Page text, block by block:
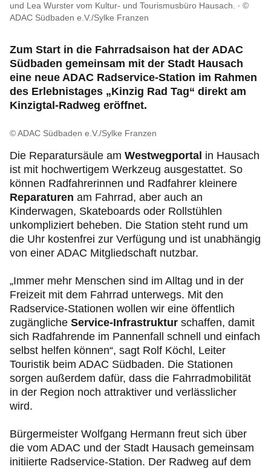
Verkehr, Technik und Umwelt
und Lea Wurster vom Kultur- und Tourismusbüro Hausach.
©
ADAC Südbaden e.V./Sylke Franzen
Zum Start in die Fahrradsaison hat der ADAC
Südbaden gemeinsam mit der Stadt Hausach
eine neue ADAC Radservice-Station im Rahmen
des Erlebnistages „Kinzig Rad Tag“ direkt am
Kinzigtal-Radweg eröffnet.
© ADAC Südbaden e.V./Sylke Franzen
Die Reparatursäule am Westwegportal in Hausach
ist mit hochwertigem Werkzeug ausgestattet. So
können Radfahrerinnen und Radfahrer kleinere
Reparaturen am Fahrrad, aber auch an
Kinderwagen, Skateboards oder Rollstühlen
unkompliziert beheben. Die Station steht rund um
die Uhr kostenfrei zur Verfügung und ist unabhängig
von einer ADAC Mitgliedschaft nutzbar.
„Immer mehr Menschen sind im Alltag und in der
Freizeit mit dem Fahrrad unterwegs. Mit den
Radservice-Stationen wollen wir eine öffentlich
zugängliche Service-Infrastruktur schaffen, damit
sich Radfahrende im Pannenfall schnell und einfach
selbst helfen können“, sagt Rolf Köchl, Leiter
Touristik beim ADAC Südbaden. Die Stationen
sorgen außerdem dafür, dass die Fahrradmobilität
in der Region noch attraktiver und verlässlicher
wird.
Bürgermeister Wolfgang Hermann freut sich über
die vom ADAC und der Stadt Hausach gemeinsam
initiierte Radservice-Station. Der Radweg auf dem